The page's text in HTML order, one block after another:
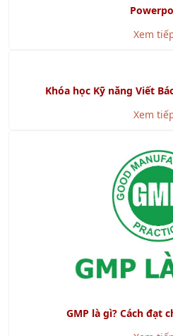
Khóa học RCM - Bảo Trì
Xem